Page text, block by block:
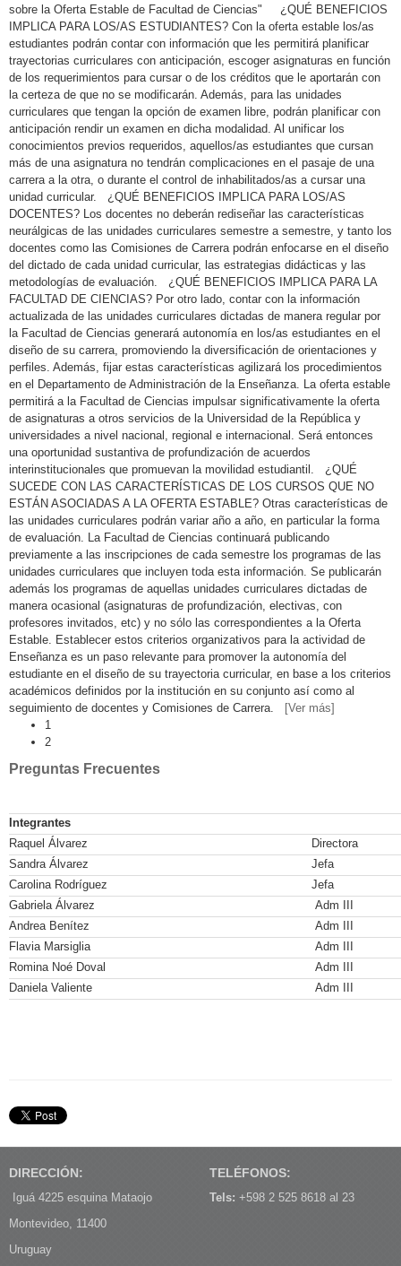
sobre la Oferta Estable de Facultad de Ciencias" ¿QUÉ BENEFICIOS
IMPLICA PARA LOS/AS ESTUDIANTES? Con la oferta estable los/as
estudiantes podrán contar con información que les permitirá planificar
trayectorias curriculares con anticipación, escoger asignaturas en función
de los requerimientos para cursar o de los créditos que le aportarán con
la certeza de que no se modificarán. Además, para las unidades
curriculares que tengan la opción de examen libre, podrán planificar con
anticipación rendir un examen en dicha modalidad. Al unificar los
conocimientos previos requeridos, aquellos/as estudiantes que cursan
más de una asignatura no tendrán complicaciones en el pasaje de una
carrera a la otra, o durante el control de inhabilitados/as a cursar una
unidad curricular. ¿QUÉ BENEFICIOS IMPLICA PARA LOS/AS
DOCENTES? Los docentes no deberán rediseñar las características
neurálgicas de las unidades curriculares semestre a semestre, y tanto los
docentes como las Comisiones de Carrera podrán enfocarse en el diseño
del dictado de cada unidad curricular, las estrategias didácticas y las
metodologías de evaluación. ¿QUÉ BENEFICIOS IMPLICA PARA LA
FACULTAD DE CIENCIAS? Por otro lado, contar con la información
actualizada de las unidades curriculares dictadas de manera regular por
la Facultad de Ciencias generará autonomía en los/as estudiantes en el
diseño de su carrera, promoviendo la diversificación de orientaciones y
perfiles. Además, fijar estas características agilizará los procedimientos
en el Departamento de Administración de la Enseñanza. La oferta estable
permitirá a la Facultad de Ciencias impulsar significativamente la oferta
de asignaturas a otros servicios de la Universidad de la República y
universidades a nivel nacional, regional e internacional. Será entonces
una oportunidad sustantiva de profundización de acuerdos
interinstitucionales que promuevan la movilidad estudiantil. ¿QUÉ
SUCEDE CON LAS CARACTERÍSTICAS DE LOS CURSOS QUE NO
ESTÁN ASOCIADAS A LA OFERTA ESTABLE? Otras características de
las unidades curriculares podrán variar año a año, en particular la forma
de evaluación. La Facultad de Ciencias continuará publicando
previamente a las inscripciones de cada semestre los programas de las
unidades curriculares que incluyen toda esta información. Se publicarán
además los programas de aquellas unidades curriculares dictadas de
manera ocasional (asignaturas de profundización, electivas, con
profesores invitados, etc) y no sólo las correspondientes a la Oferta
Estable. Establecer estos criterios organizativos para la actividad de
Enseñanza es un paso relevante para promover la autonomía del
estudiante en el diseño de su trayectoria curricular, en base a los criterios
académicos definidos por la institución en su conjunto así como al
seguimiento de docentes y Comisiones de Carrera. [Ver más]
1
2
Preguntas Frecuentes
Integrantes
Raquel Álvarez
Directora
Sandra Álvarez
Jefa
Carolina Rodríguez
Jefa
Gabriela Álvarez
Adm III
Andrea Benítez
Adm III
Flavia Marsiglia
Adm III
Romina Noé Doval
Adm III
Daniela Valiente
Adm III
DIRECCIÓN:
Iguá 4225 esquina Mataojo
Montevideo, 11400
Uruguay
TELÉFONOS:
Tels: +598 2 525 8618 al 23